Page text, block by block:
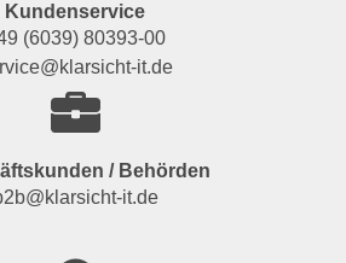
Kundenservice
(6039) 80393-00
it.de
/ Behörden
it.de